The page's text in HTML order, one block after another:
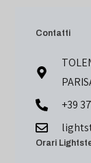
Contatti
+39
Orari